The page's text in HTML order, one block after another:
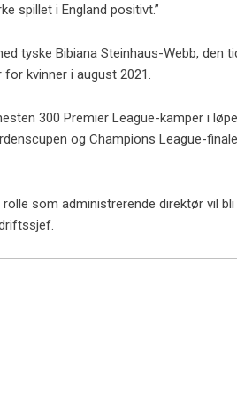
spillet i England positivt.”
tyske Bibiana Steinhaus-Webb,
for kvinner i august 2021.
300 Premier League-kamper i
og Champions League-
rolle som administrerende direktør vil